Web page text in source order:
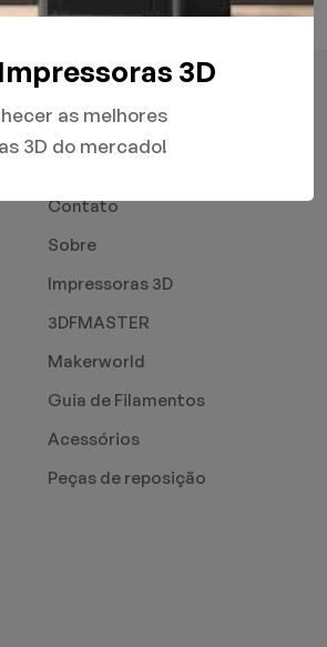
PÁGINAS
Contato
Sobre
Impressoras 3D
3DFMASTER
Makerworld
Guia de Filamentos
Acessórios
Peças de reposição
3D
as melhores
3D do mercado!